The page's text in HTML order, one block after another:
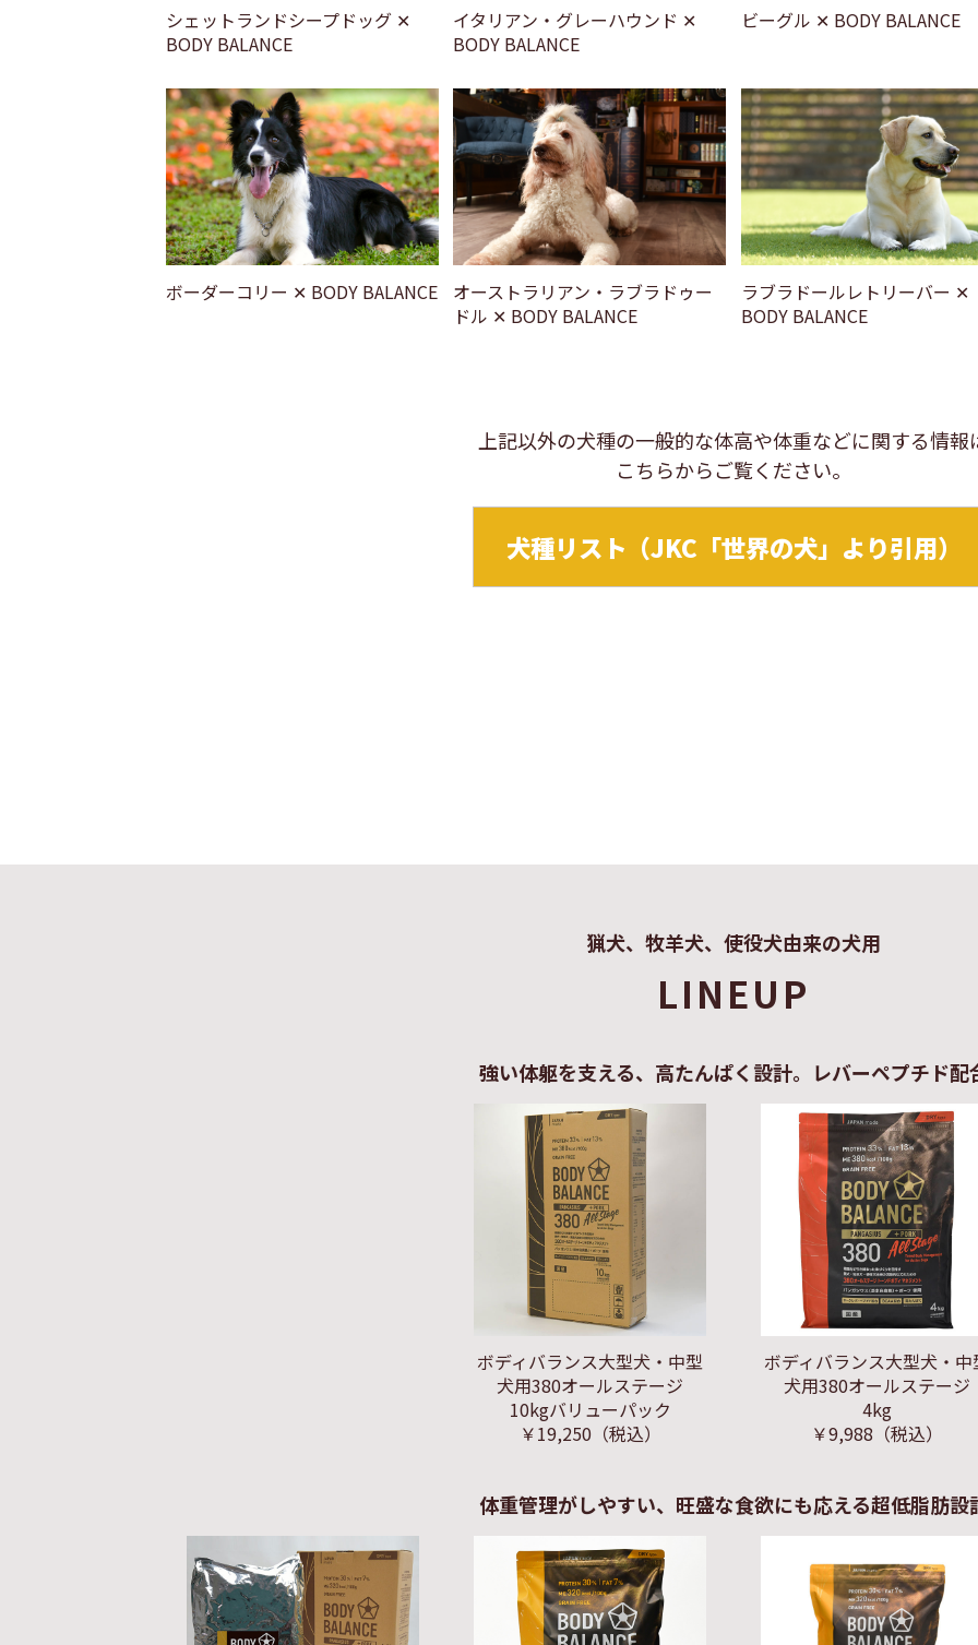
シェットランドシープドッグ ✕
BODY BALANCE
イタリアン・グレーハウンド ✕
BODY BALANCE
ビーグル ✕ BODY BALANCE
ボーダーコリー ✕ BODY BALANCE
オーストラリアン・ラブラドゥー
ドル ✕ BODY BALANCE
ラブラドールレトリーバー ✕
BODY BALANCE
上記以外の犬種の一般的な体高や体重などに関する情報
こちらからご覧ください。
犬種リスト（JKC「世界の犬」より引用）
猟犬、牧羊犬、使役犬由来の犬用
LINEUP
強い体躯を支える、高たんぱく設計。レバーペプチド配
ボディバランス大型犬・中型
犬用380オールステージ
10kgバリューパック
￥19,250 （税込）
ボディバランス大型犬・中
犬用380オールステージ
4kg
￥9,988 （税込）
体重管理がしやすい、旺盛な食欲にも応える超低脂肪設